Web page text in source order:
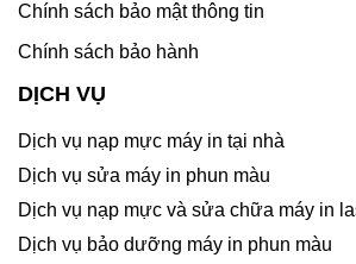
Chính sách bảo mật thông tin
Chính sách bảo hành
DỊCH VỤ
Dịch vụ nạp mực máy in tại nhà
Dịch vụ sửa máy in phun màu
Dịch vụ nạp mực và sửa chữa máy in
Dịch vụ bảo dưỡng máy in phun màu